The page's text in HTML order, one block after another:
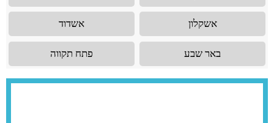
אשקלון אשדוד
באר שבע פתח תקווה